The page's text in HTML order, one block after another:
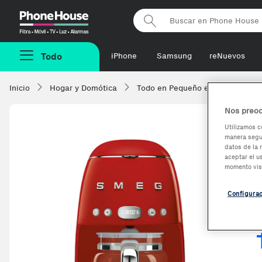
Phonehouse
Todo iPhone Samsung reNuevos
Inicio Hogar y Domótica Todo en Pequeño
-6,54%
Nos
Utilizamos
manera
datos de la
aceptar el
momento